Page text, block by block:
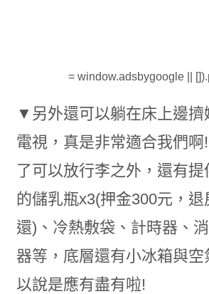
= window.adsbygoogle ||
▼另外還可以躺在床上邊擠
電視，真是非常適合我們
了可以放行李之外，還有
的儲乳瓶x3(押金300元，退
還)、冷熱敷袋、計時器、
器等，底層還有小冰箱與空
以說是應有盡有啦!